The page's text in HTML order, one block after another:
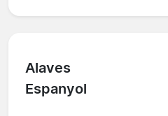
Alaves
Espanyol